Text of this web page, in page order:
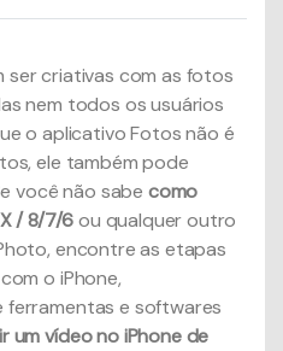
ser criativas com as fotos
nem todos os usuários
o aplicativo Fotos não é
ele também pode
você não sabe como
/ 8/7/6ou qualquer outro
encontre as etapas
o iPhone,
ferramentas e softwares
um vídeo no iPhone de